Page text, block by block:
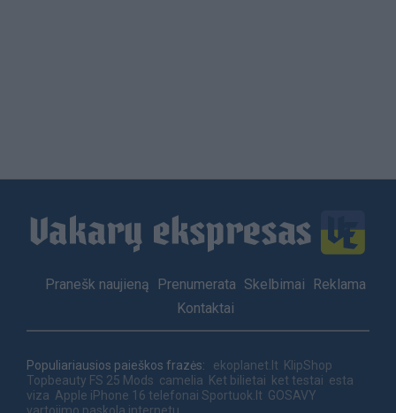
Footer
Pranešk naujieną Prenumerata Skelbimai
Reklama
Kontaktai
Populiariausios paieškos frazės: ekoplanet.lt KlipShop
Topbeauty FS 25 Mods camelia Ket bilietai ket testai esta
viza Apple iPhone 16 telefonai Sportuok.lt GOSAVY